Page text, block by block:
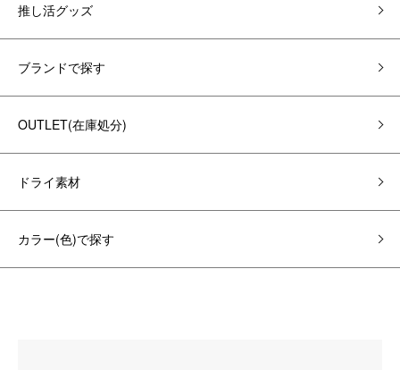
推し活グッズ
ブランドで探す
OUTLET(在庫処分)
ドライ素材
カラー(色)で探す